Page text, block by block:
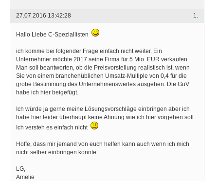
1.
27.07.2016 13:42:28
Hallo Liebe C-Speziallisten
ich komme bei folgender Frage einfach nicht weiter. Ein
Unternehmer möchte 2017 seine Firma für 5 Mio. EUR verkaufen.
Man soll beantworten, ob die Preisvorstellung realistisch ist, wenn
Sie von einem branchenüblichen Umsatz-Multiple von 0,4 für die
grobe Bestimmung des Unternehmenswertes ausgehen. Die GuV
habe ich hier beigefügt.
Ich würde ja gerne meine Lösungsvorschläge einbringen aber ich
habe hier leider überhaupt keine Ahnung wie ich hier vorgehen soll.
Ich versteh es einfach nicht
Hoffe, dass mir jemand von euch helfen kann auch wenn ich mich
nicht selber einbringen konnte
LG,
Amelie